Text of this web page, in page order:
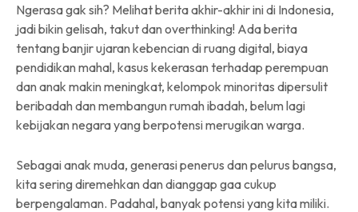
Ngerasa gak sih? Melihat berita akhir-akhir ini di Indonesia,
jadi bikin gelisah, takut dan overthinking! Ada berita
tentang banjir ujaran kebencian di ruang digital, biaya
pendidikan mahal, kasus kekerasan terhadap perempuan
dan anak makin meningkat, kelompok minoritas dipersulit
beribadah dan membangun rumah ibadah, belum lagi
kebijakan negara yang berpotensi merugikan warga.
Sebagai anak muda, generasi penerus dan pelurus bangsa,
kita sering diremehkan dan dianggap gaa cukup
berpengalaman. Padahal, banyak potensi yang kita miliki.